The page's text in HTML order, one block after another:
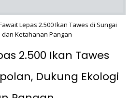
Lepas 2.500 Ikan Tawes di Sungai
dan Ketahanan Pangan
2.500 Ikan Tawes
Dukung Ekologi